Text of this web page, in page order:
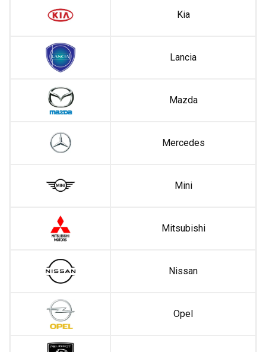
Kia
Lancia
Mazda
Mercedes
Mini
Mitsubishi
Nissan
Opel